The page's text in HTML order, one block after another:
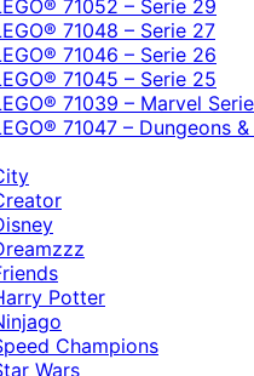
71052 – Serie 29
71048 – Serie 27
71046 – Serie 26
71045 – Serie 25
71039 – Marvel
71047 – Dungeons
Potter
Champions
Wars